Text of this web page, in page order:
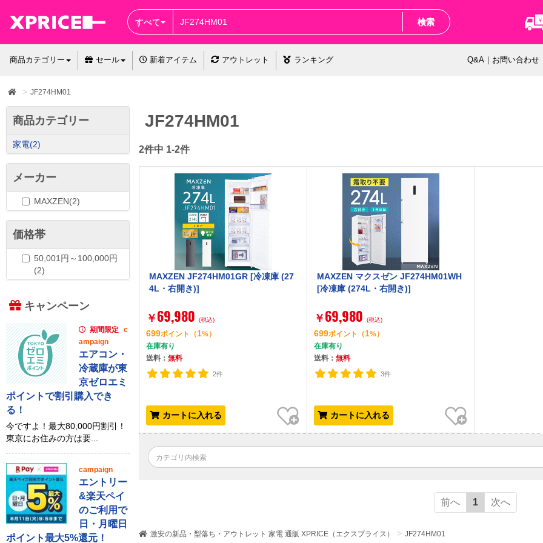
すべて 検索
商品カテゴリー セール 新着アイテム アウトレット ランキング Q&A｜お問い合わせ
JF274HM01
激安の新品・型落ち・アウトレット 家電 通販 XPRICE（エクスプライス） JF274HM01
2件中 1-2件
MAXZEN JF274HM01GR [冷凍庫 (27
4L・右開き)]
￥ 69,980 (税込)
699ポイント （1%）
在庫有り
送料：無料
2件
カートに入れる
お気に入り
MAXZEN マクスゼン JF274HM01WH
[冷凍庫 (274L・右開き)]
￥ 69,980 (税込)
699ポイント （1%）
在庫有り
送料： 無料
3件
カートに入れる
お気に入り
前へ 1 次へ
商品カテゴリー
家電(2)
メーカー
MAXZEN(2)
価格帯
50,001円～100,000円
(2)
キャンペーン
期間限定 c
ampaign
エアコン・
冷蔵庫が東
京ゼロエミ
ポイントで割引購入でき
る！
今ですよ！最大80,000円割引！
東京にお住みの方は要...
campaign
エントリー
&楽天ペイ
のご利用で
日・月曜日
ポイント最大5%還元！
JF274HM01